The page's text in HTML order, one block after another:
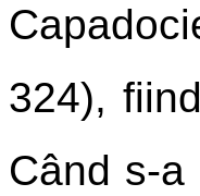
324),
Când s-a